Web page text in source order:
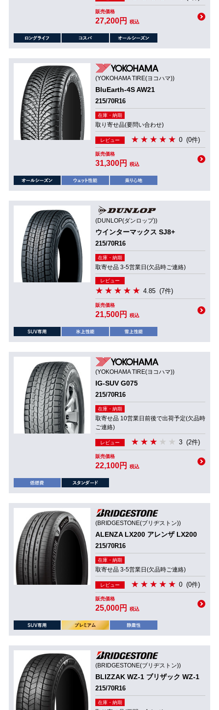
販売価格
27,200円 税込
(YOKOHAMA TIRE(ヨコハマ))
BluEarth-4S AW21
215/70R16
在庫・納期
取り寄せ品(要問い合わせ)
レビュー 0 (0件)
販売価格
31,300円 税込
(DUNLOP(ダンロップ))
ウインターマックス SJ8+
215/70R16
在庫・納期
取寄せ品 3-5営業日(欠品時ご連絡)
レビュー
4.85 (7件)
販売価格
21,500円 税込
(YOKOHAMA TIRE(ヨコハマ))
IG-SUV G075
215/70R16
在庫・納期
取寄せ品 10営業日前後で出荷予定(欠品時
ご連絡)
レビュー 3 (2件)
販売価格
22,100円 税込
(BRIDGESTONE(ブリヂストン))
ALENZA LX200 アレンザ LX200
215/70R16
在庫・納期
取寄せ品 3-5営業日(欠品時ご連絡)
レビュー 0 (0件)
販売価格
25,000円 税込
(BRIDGESTONE(ブリヂストン))
BLIZZAK WZ-1 ブリザック WZ-1
215/70R16
在庫・納期